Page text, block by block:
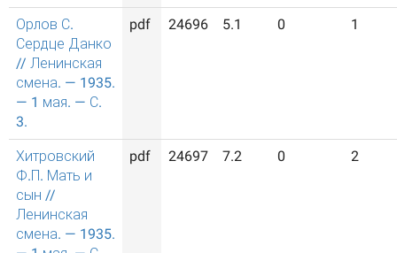
Орлов С.
Сердце Данко
// Ленинская
смена. — 1935.
— 1 мая. — С.
3.
pdf 24696 5.1 0 1
Хитровский
Ф.П. Мать и
сын //
Ленинская
смена. — 1935.
pdf 24697 7.2 0 2